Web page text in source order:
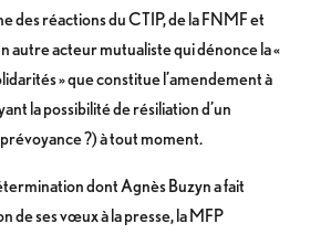
des réactions du CTIP, de la FNMF et
autre acteur mutualiste qui dénonce la «
» que constitue l’amendement à
la possibilité de résiliation d’un
?) à tout moment.
dont Agnès Buzyn a fait
de ses vœux à la presse, la MFP